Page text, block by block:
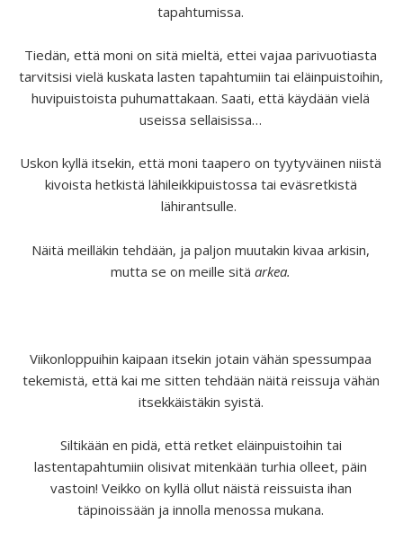
tapahtumissa.
Tiedän, että moni on sitä mieltä, ettei vajaa parivuotiasta
tarvitsisi vielä kuskata lasten tapahtumiin tai eläinpuistoihin,
huvipuistoista puhumattakaan. Saati, että käydään vielä
useissa sellaisissa…
Uskon kyllä itsekin, että moni taapero on tyytyväinen niistä
kivoista hetkistä lähileikkipuistossa tai eväsretkistä
lähirantsulle.
Näitä meilläkin tehdään, ja paljon muutakin kivaa arkisin,
mutta se on meille sitäarkea.
Viikonloppuihin kaipaan itsekin jotain vähän spessumpaa
tekemistä, että kai me sitten tehdään näitä reissuja vähän
itsekkäistäkin syistä.
Siltikään en pidä, että retket eläinpuistoihin tai
lastentapahtumiin olisivat mitenkään turhia olleet, päin
vastoin! Veikko on kyllä ollut näistä reissuista ihan
täpinoissään ja innolla menossa mukana.